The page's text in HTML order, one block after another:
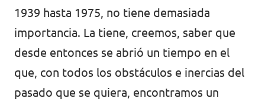
Volt Letonia [facebook]
Volt Lituania [facebook]
Volt Luxemburgo
Volt Malta
1939 hasta 1975, no tiene demasiada
importancia. La tiene, creemos, saber que
desde entonces se abrió un tiempo en el
que, con todos los obstáculos e inercias del
pasado que se quiera, encontramos un